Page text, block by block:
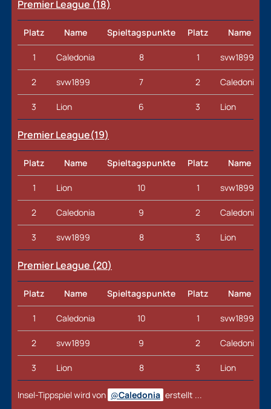
Premier League (18)
Platz Name Spieltagspunkte Platz Name
1 Caledonia 8 1 svw1899
2 svw1899 7 2 Caledonia
3 Lion 6 3 Lion
Premier League(19)
Platz Name Spieltagspunkte Platz Name
1 Lion 10 1 svw1899
2 Caledonia 9 2 Caledonia
3 svw1899 8 3 Lion
Premier League (20)
Platz Name Spieltagspunkte Platz Name
1 Caledonia 10 1 svw1899
2 svw1899 9 2 Caledonia
3 Lion 8 3 Lion
Insel-Tippspiel wird von Caledonia erstellt ...